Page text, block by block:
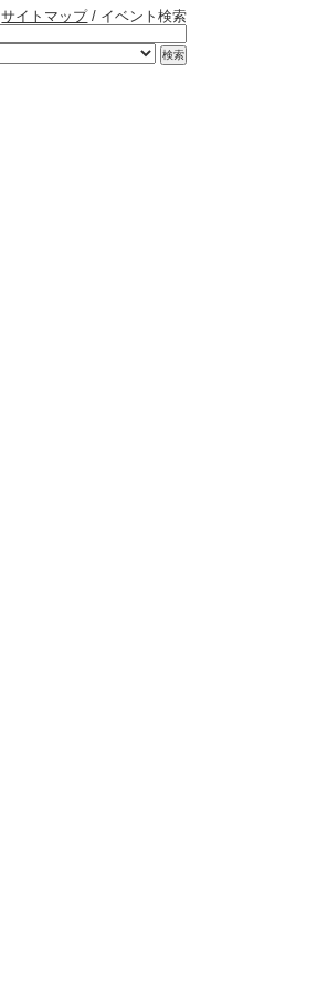
サイトマップ/ イベント検索